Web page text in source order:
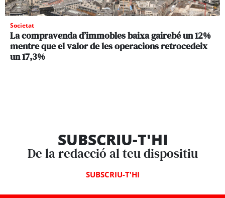
Societat
La compravenda d’immobles baixa gairebé un 12%
mentre que el valor de les operacions retrocedeix
un 17,3%
SUBSCRIU-T'HI
De la redacció al teu dispositiu
SUBSCRIU-T'HI